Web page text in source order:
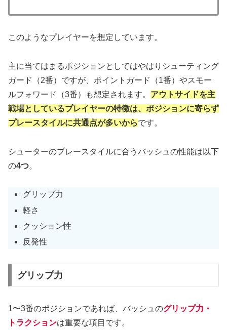
このようなプレイヤーを想定しています。
主に当てはまるポジションとしてはやはりシューティング
ガード（2番）ですが、ポイントガード（1番）やスモー
ルフォワード（3番）も想定されます。 アウトサイドを主
戦場としているプレイヤーの特徴は、ポジションに寄らず
プレースタイルに共通点が多いからです。
シューターのプレースタイルに合うバッシュの性能は以下
の4つ。
グリップ力
軽さ
クッション性
反発性
グリップ力
1〜3番のポジションであれば、バッシュのグリップ力・
トラクションは重要な項目です。